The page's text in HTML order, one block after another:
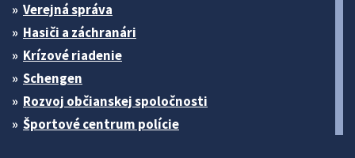
Verejná správa
Hasiči a záchranári
Krízové riadenie
Schengen
Rozvoj občianskej spoločnosti
Športové centrum polície